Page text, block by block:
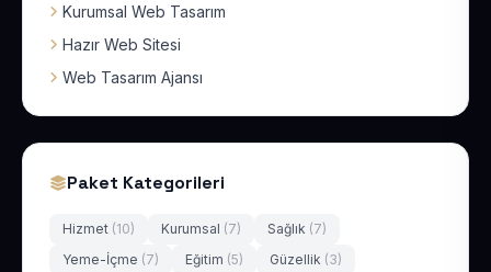
Kurumsal Web Tasarım
Hazır Web Sitesi
Web Tasarım Ajansı
Paket Kategorileri
Hizmet (10) Kurumsal (7) Sağlık (7)
Yeme-İçme (7) Eğitim (5) Güzellik (3)